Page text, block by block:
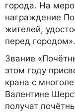
города. На
награждение
жителей,
перед городом».
Звание
этом году
крана с
Валентине
получат